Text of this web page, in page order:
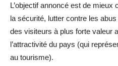
L’objectif annoncé est de
la sécurité, lutter contre les
des visiteurs à plus forte valeur
l’attractivité du pays (qui
au tourisme).